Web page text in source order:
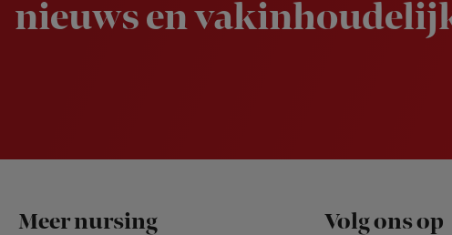
nieuws en
Footer
Meer nursing Volg ons op